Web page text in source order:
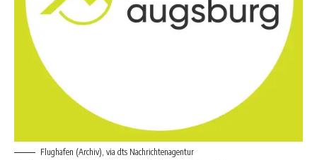
Flughafen (Archiv), via dts Nachrichtenagentur